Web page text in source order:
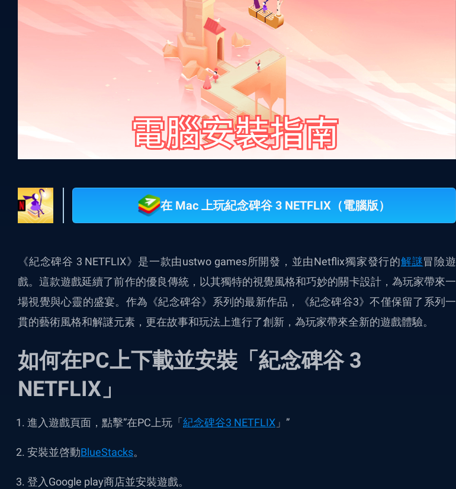
在 Mac 上玩紀念碑谷 3 NETFLIX（電腦版）
《紀念碑谷 3 NETFLIX》 是一款由ustwo games所開發，並由Netflix獨家發行的解謎冒險遊
戲。這款遊戲延續了前作的優良傳統，以其獨特的視覺風格和巧妙的關卡設計，為玩家帶來一
場視覺與心靈的盛宴。作為《紀念碑谷》系列的最新作品，《紀念碑谷3》不僅保留了系列一
貫的藝術風格和解謎元素，更在故事和玩法上進行了創新，為玩家帶來全新的遊戲體驗。
如何在PC上下載並安裝「紀念碑谷 3
NETFLIX」
進入遊戲頁面，點擊”在PC上玩「 紀念碑谷3 NETFLIX 」 ”
安裝並啓動BlueStacks。
登入Google play商店並安裝遊戲。